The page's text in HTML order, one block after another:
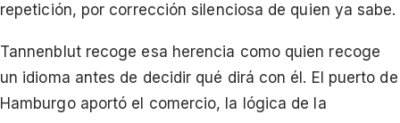
repetición, por corrección silenciosa de quien ya sabe.
Tannenblut recoge esa herencia como quien recoge
un idioma antes de decidir qué dirá con él. El puerto de
Hamburgo aportó el comercio, la lógica de la